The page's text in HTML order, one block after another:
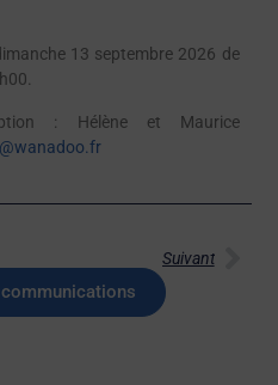
13 septembre 2026 de
: Hélène et Maurice
Suivant